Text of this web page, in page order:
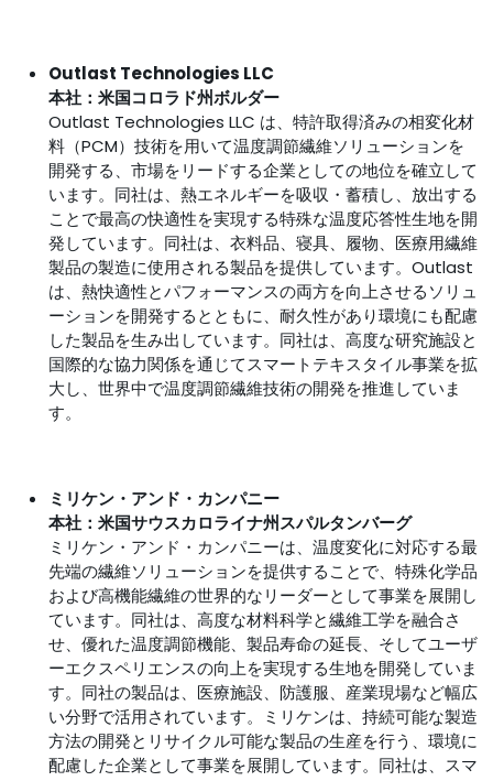
Outlast Technologies LLC
本社：米国コロラド州ボルダー
Outlast Technologies LLC は、特許取得済みの相変化材
料（PCM）技術を用いて温度調節繊維ソリューションを
開発する、市場をリードする企業としての地位を確立して
います。同社は、熱エネルギーを吸収・蓄積し、放出する
ことで最高の快適性を実現する特殊な温度応答性生地を開
発しています。同社は、衣料品、寝具、履物、医療用繊維
製品の製造に使用される製品を提供しています。Outlast
は、熱快適性とパフォーマンスの両方を向上させるソリュ
ーションを開発するとともに、耐久性があり環境にも配慮
した製品を生み出しています。同社は、高度な研究施設と
国際的な協力関係を通じてスマートテキスタイル事業を拡
大し、世界中で温度調節繊維技術の開発を推進していま
す。
ミリケン・アンド・カンパニー
本社：米国サウスカロライナ州スパルタンバーグ
ミリケン・アンド・カンパニーは、温度変化に対応する最
先端の繊維ソリューションを提供することで、特殊化学品
および高機能繊維の世界的なリーダーとして事業を展開し
ています。同社は、高度な材料科学と繊維工学を融合さ
せ、優れた温度調節機能、製品寿命の延長、そしてユーザ
ーエクスペリエンスの向上を実現する生地を開発していま
す。同社の製品は、医療施設、防護服、産業現場など幅広
い分野で活用されています。ミリケンは、持続可能な製造
方法の開発とリサイクル可能な製品の生産を行う、環境に
配慮した企業として事業を展開しています。同社は、スマ